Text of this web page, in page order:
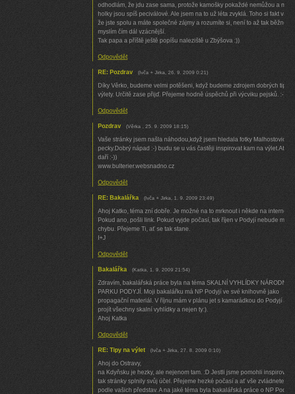
odhodlám, že jdu zase sama, protože kamošky pokaždé nemůžou a moje
holky jsou spíš peciválové. Ale jsem na to už léta zvyklá. Toho si fakt važte,
že jste spolu a máte společné zájmy a rozumíte si, není to až tak běžné,
myslím čím dál vzácnější.
Tak papa a příště ještě popíšu naleziště u Zbýšova :))
Odpovědět
RE: Pozdrav (Ivča + Jirka 26. 9. 2009 0:21)
Díky Věrko, budeme velmi potěšeni, když budeme zdrojem dobrých tipů na
výlety. Určitě zase přijď. Přejeme hodně úspěchů při výcviku pejsků. :-)
Odpovědět
Pozdrav (Věrka 25. 9. 2009 18:15)
Vaše stránky jsem našla náhodou,když jsem hledala fotky Malhostovické
pecky.Dobrý nápad :-) budu se u vás častěji inspirovat kam na výlet.Ať se
daří :-))
www.bulterier.websnadno.cz
Odpovědět
RE: Bakalářka (Ivča + Jirka 1. 9. 2009 23:49)
Ahoj Katko, téma zní dobře. Je možné na to mrknout i někde na internetu?
Pokud ano, pošli link. Pokud vyjde počasí, tak říjen v Podyjí nebude mít
chybu. Přejeme Ti, ať se tak stane.
I+J
Odpovědět
Bakalářka (Katka 1. 9. 2009 21:54)
Zdravím, bakalářská práce byla na téma SKALNÍ VYHLÍDKY NÁRODNÍHO
PARKU PODYJÍ. Moji bakalářku má NP Podyjí ve své knihovně jako
propagační materiál. V říjnu mám v plánu jet s kamarádkou do Podyjí a
projít všechny skalní vyhlídky a nejen ty:).
Ahoj Katka
Odpovědět
RE: Tipy na výlet (Ivča + Jirka 27. 8. 2009 0:10)
Ahoj do Ostravy,
na Kdyňsku je hezky, ale nejenom tam. :D Jestli jsme pomohli inspirovat,
tak stránky splnily svůj účel. Přejeme hezké počasí a ať vše zvládnete
podle vašich představ. A na jaké téma byla bakalářská práce o NP Podyjí?